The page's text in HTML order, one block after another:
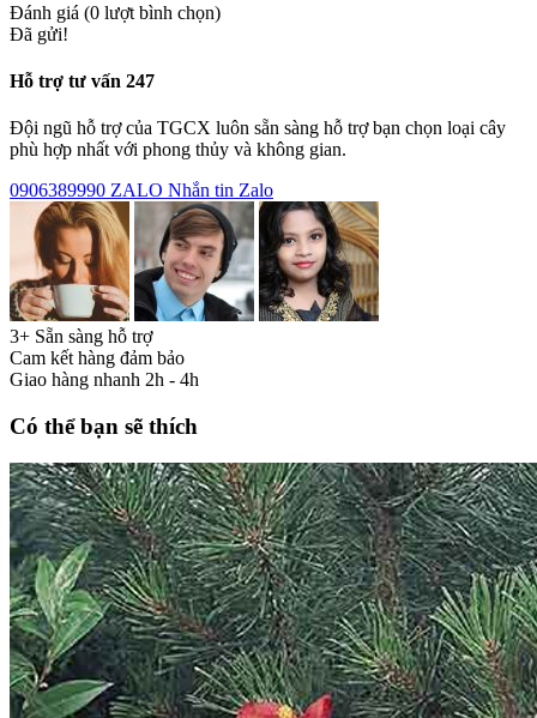
Đánh giá (0 lượt bình chọn)
Đã gửi!
Hỗ trợ tư vấn 247
Đội ngũ hỗ trợ của TGCX luôn sẵn sàng hỗ trợ bạn chọn loại cây
phù hợp nhất với phong thủy và không gian.
0906389990 ZALO Nhắn tin Zalo
3+ Sẵn sàng hỗ trợ
Cam kết hàng đảm bảo
Giao hàng nhanh 2h - 4h
Có thể bạn sẽ thích